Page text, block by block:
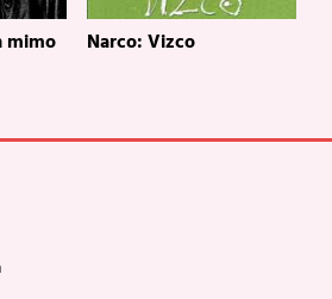
mimo Narco: Vizco